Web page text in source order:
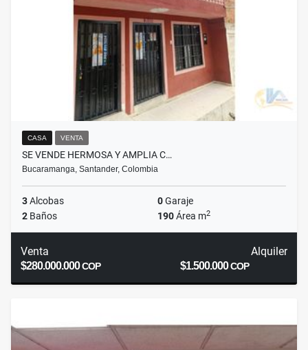
CASA VENTA
SE VENDE HERMOSA Y AMPLIA C…
Bucaramanga, Santander, Colombia
3Alcobas 0Garaje
2 Baños 190Área m2
Venta
$280.000.000COP
Alquiler
$1.500.000COP